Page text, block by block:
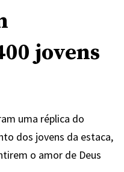
jovens
uma réplica do
dos jovens da estaca,
o amor de Deus